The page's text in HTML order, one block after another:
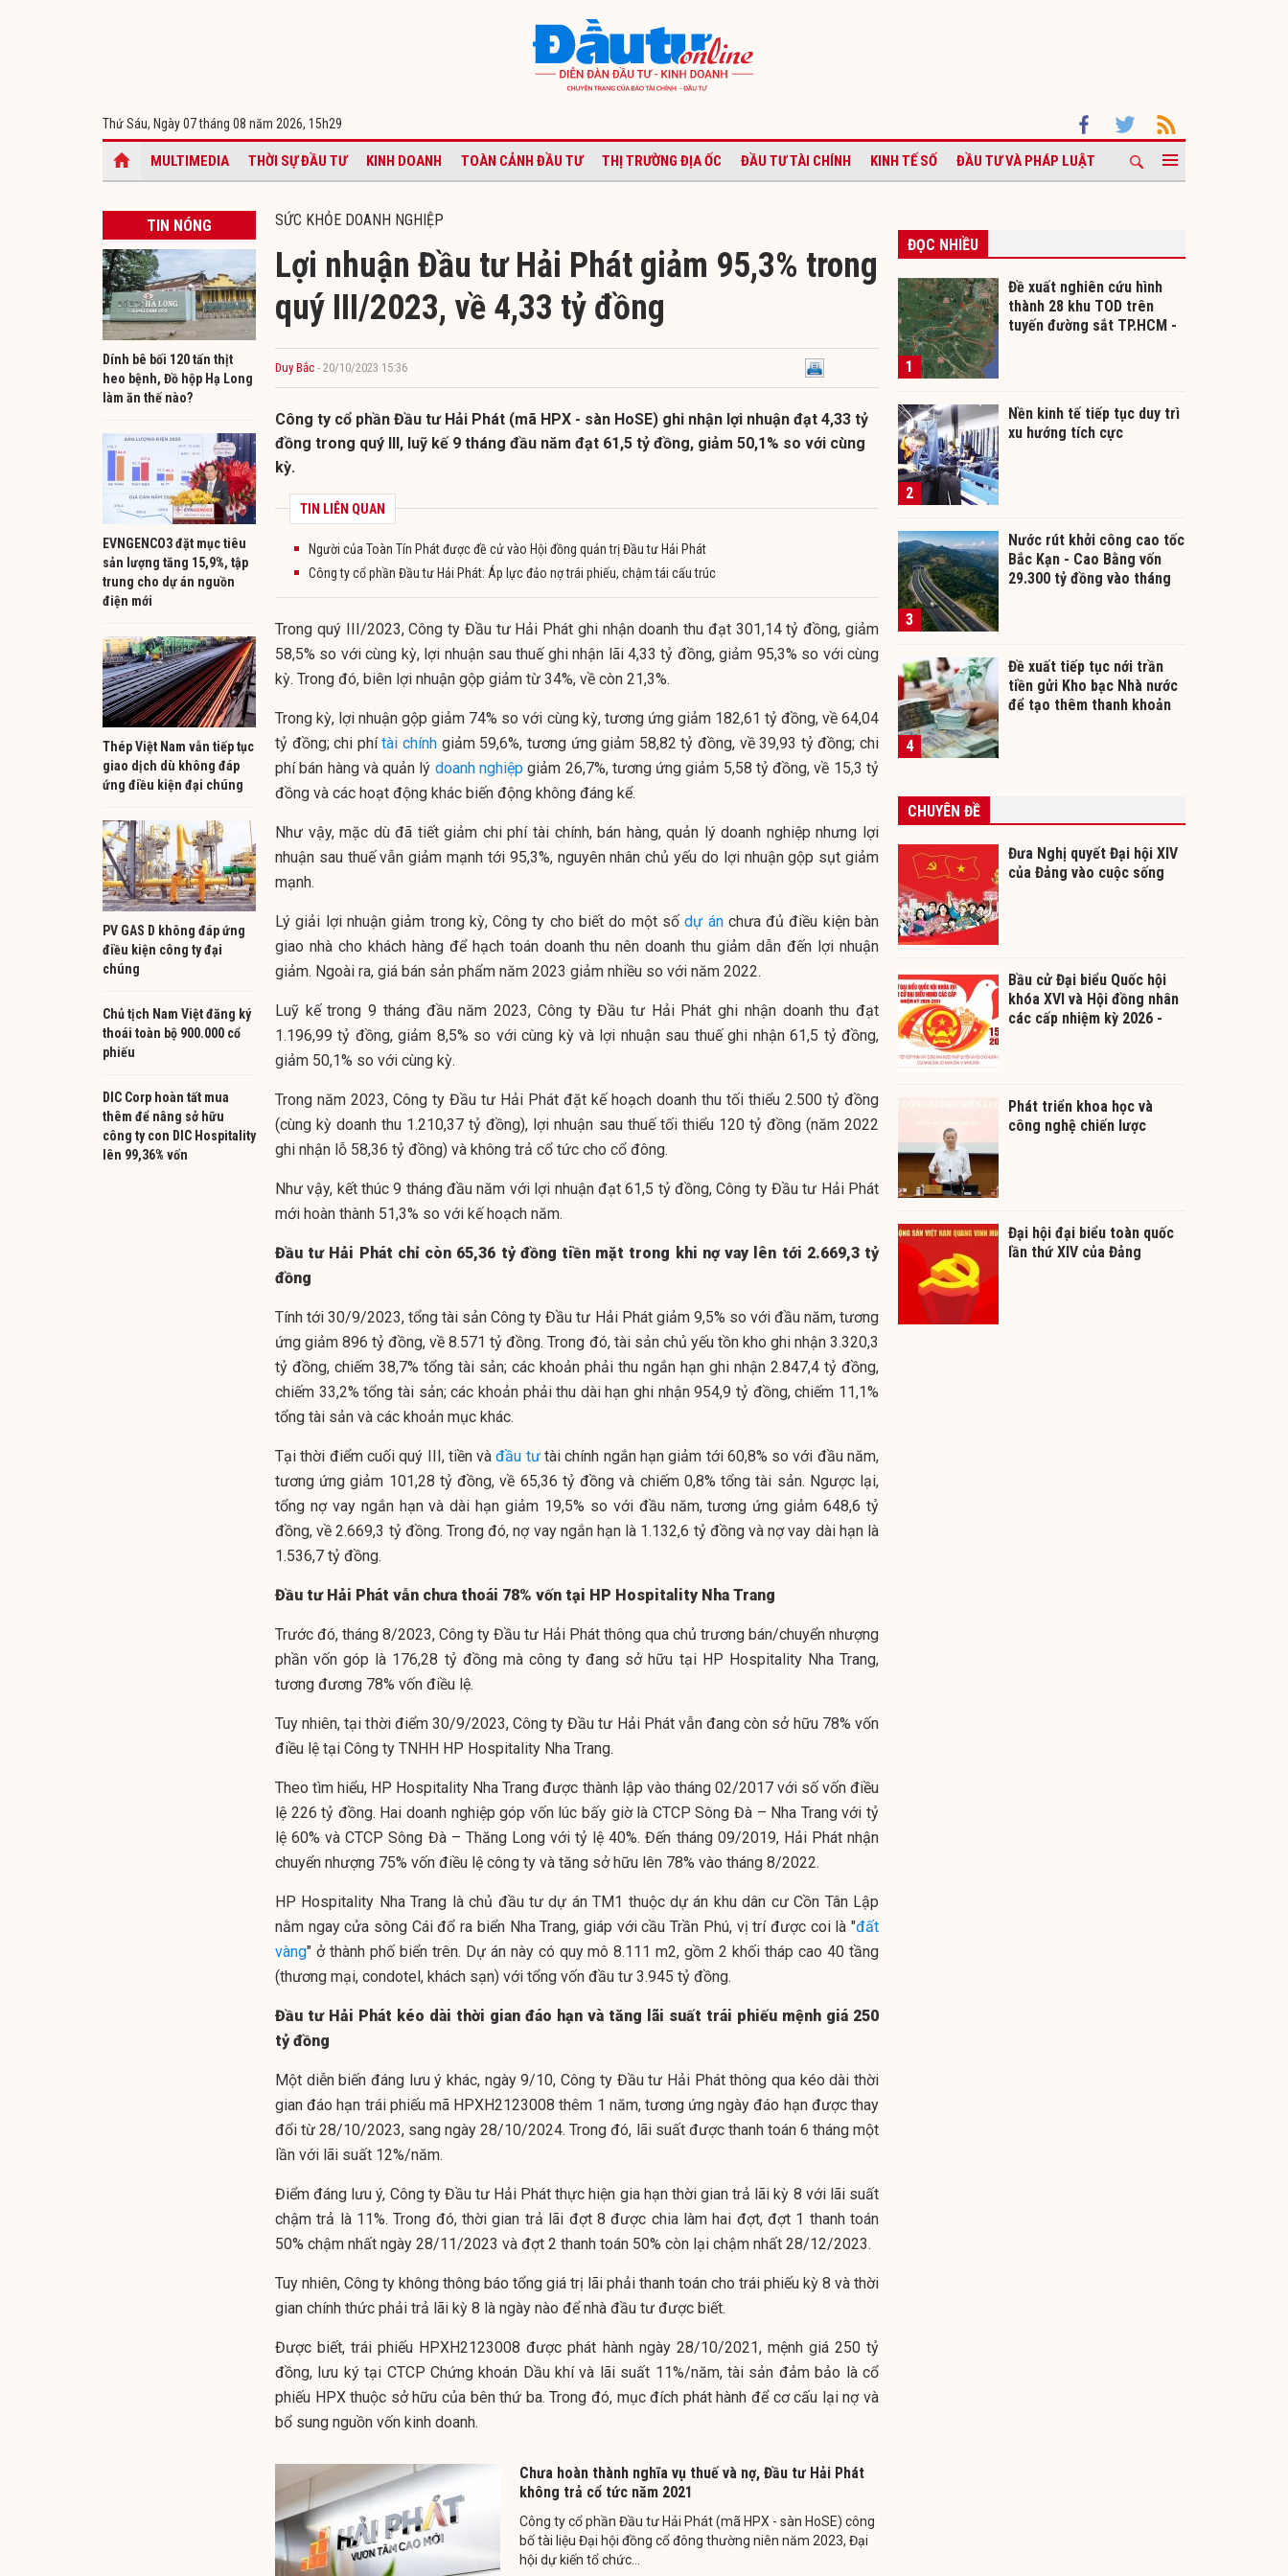
Thứ Sáu, Ngày 07 tháng 08 năm 2026, 15h29
MULTIMEDIA THỜI SỰ ĐẦU TƯ KINH DOANH TOÀN CẢNH ĐẦU TƯ THỊ TRƯỜNG ĐỊA ỐC ĐẦU TƯ TÀI CHÍNH KINH TẾ SỐ ĐẦU TƯ VÀ PHÁP LUẬT
TIN NÓNG
Dính bê bối 120 tấn thịt
heo bệnh, Đồ hộp Hạ Long
làm ăn thế nào?
EVNGENCO3 đặt mục tiêu
sản lượng tăng 15,9%, tập
trung cho dự án nguồn
điện mới
Thép Việt Nam vẫn tiếp tục
giao dịch dù không đáp
ứng điều kiện đại chúng
PV GAS D không đáp ứng
điều kiện công ty đại
chúng
Chủ tịch Nam Việt đăng ký
thoái toàn bộ 900.000 cổ
phiếu
DIC Corp hoàn tất mua
thêm để nâng sở hữu
công ty con DIC Hospitality
lên 99,36% vốn
SỨC KHỎE DOANH NGHIỆP
Lợi nhuận Đầu tư Hải Phát giảm 95,3% trong
quý III/2023, về 4,33 tỷ đồng
Duy Bắc - 20/10/2023 15:36
Công ty cổ phần Đầu tư Hải Phát (mã HPX - sàn HoSE) ghi nhận lợi nhuận đạt 4,33 tỷ
đồng trong quý III, luỹ kế 9 tháng đầu năm đạt 61,5 tỷ đồng, giảm 50,1% so với cùng
kỳ.
TIN LIÊN QUAN
Người của Toàn Tín Phát được đề cử vào Hội đồng quản trị Đầu tư Hải Phát
Công ty cổ phần Đầu tư Hải Phát: Áp lực đảo nợ trái phiếu, chậm tái cấu trúc
Trong quý III/2023, Công ty Đầu tư Hải Phát ghi nhận doanh thu đạt 301,14 tỷ đồng, giảm
58,5% so với cùng kỳ, lợi nhuận sau thuế ghi nhận lãi 4,33 tỷ đồng, giảm 95,3% so với cùng
kỳ. Trong đó, biên lợi nhuận gộp giảm từ 34%, về còn 21,3%.
Trong kỳ, lợi nhuận gộp giảm 74% so với cùng kỳ, tương ứng giảm 182,61 tỷ đồng, về 64,04
tỷ đồng; chi phítài chính giảm 59,6%, tương ứng giảm 58,82 tỷ đồng, về 39,93 tỷ đồng; chi
phí bán hàng và quản lý doanh nghiệpgiảm 26,7%, tương ứng giảm 5,58 tỷ đồng, về 15,3 tỷ
đồng và các hoạt động khác biến động không đáng kể.
Như vậy, mặc dù đã tiết giảm chi phí tài chính, bán hàng, quản lý doanh nghiệp nhưng lợi
nhuận sau thuế vẫn giảm mạnh tới 95,3%, nguyên nhân chủ yếu do lợi nhuận gộp sụt giảm
mạnh.
Lý giải lợi nhuận giảm trong kỳ, Công ty cho biết do một sốdự ánchưa đủ điều kiện bàn
giao nhà cho khách hàng để hạch toán doanh thu nên doanh thu giảm dẫn đến lợi nhuận
giảm. Ngoài ra, giá bán sản phẩm năm 2023 giảm nhiều so với năm 2022.
Luỹ kế trong 9 tháng đầu năm 2023, Công ty Đầu tư Hải Phát ghi nhận doanh thu đạt
1.196,99 tỷ đồng, giảm 8,5% so với cùng kỳ và lợi nhuận sau thuế ghi nhận 61,5 tỷ đồng,
giảm 50,1% so với cùng kỳ.
Trong năm 2023, Công ty Đầu tư Hải Phát đặt kế hoạch doanh thu tối thiểu 2.500 tỷ đồng
(cùng kỳ doanh thu 1.210,37 tỷ đồng), lợi nhuận sau thuế tối thiểu 120 tỷ đồng (năm 2022
ghi nhận lỗ 58,36 tỷ đồng) và không trả cổ tức cho cổ đông.
Như vậy, kết thúc 9 tháng đầu năm với lợi nhuận đạt 61,5 tỷ đồng, Công ty Đầu tư Hải Phát
mới hoàn thành 51,3% so với kế hoạch năm.
Đầu tư Hải Phát chỉ còn 65,36 tỷ đồng tiền mặt trong khi nợ vay lên tới 2.669,3 tỷ
đồng
Tính tới 30/9/2023, tổng tài sản Công ty Đầu tư Hải Phát giảm 9,5% so với đầu năm, tương
ứng giảm 896 tỷ đồng, về 8.571 tỷ đồng. Trong đó, tài sản chủ yếu tồn kho ghi nhận 3.320,3
tỷ đồng, chiếm 38,7% tổng tài sản; các khoản phải thu ngắn hạn ghi nhận 2.847,4 tỷ đồng,
chiếm 33,2% tổng tài sản; các khoản phải thu dài hạn ghi nhận 954,9 tỷ đồng, chiếm 11,1%
tổng tài sản và các khoản mục khác.
Tại thời điểm cuối quý III, tiền vàđầu tưtài chính ngắn hạn giảm tới 60,8% so với đầu năm,
tương ứng giảm 101,28 tỷ đồng, về 65,36 tỷ đồng và chiếm 0,8% tổng tài sản. Ngược lại,
tổng nợ vay ngắn hạn và dài hạn giảm 19,5% so với đầu năm, tương ứng giảm 648,6 tỷ
đồng, về 2.669,3 tỷ đồng. Trong đó, nợ vay ngắn hạn là 1.132,6 tỷ đồng và nợ vay dài hạn là
1.536,7 tỷ đồng.
Đầu tư Hải Phát vẫn chưa thoái 78% vốn tại HP Hospitality Nha Trang
Trước đó, tháng 8/2023, Công ty Đầu tư Hải Phát thông qua chủ trương bán/chuyển nhượng
phần vốn góp là 176,28 tỷ đồng mà công ty đang sở hữu tại HP Hospitality Nha Trang,
tương đương 78% vốn điều lệ.
Tuy nhiên, tại thời điểm 30/9/2023, Công ty Đầu tư Hải Phát vẫn đang còn sở hữu 78% vốn
điều lệ tại Công ty TNHH HP Hospitality Nha Trang.
Theo tìm hiểu, HP Hospitality Nha Trang được thành lập vào tháng 02/2017 với số vốn điều
lệ 226 tỷ đồng. Hai doanh nghiệp góp vốn lúc bấy giờ là CTCP Sông Đà – Nha Trang với tỷ
lệ 60% và CTCP Sông Đà – Thăng Long với tỷ lệ 40%. Đến tháng 09/2019, Hải Phát nhận
chuyển nhượng 75% vốn điều lệ công ty và tăng sở hữu lên 78% vào tháng 8/2022.
HP Hospitality Nha Trang là chủ đầu tư dự án TM1 thuộc dự án khu dân cư Cồn Tân Lập
nằm ngay cửa sông Cái đổ ra biển Nha Trang, giáp với cầu Trần Phú, vị trí được coi là "đất
vàng" ở thành phố biển trên. Dự án này có quy mô 8.111 m2, gồm 2 khối tháp cao 40 tầng
(thương mại, condotel, khách sạn) với tổng vốn đầu tư 3.945 tỷ đồng.
Đầu tư Hải Phát kéo dài thời gian đáo hạn và tăng lãi suất trái phiếu mệnh giá 250
tỷ đồng
Một diễn biến đáng lưu ý khác, ngày 9/10, Công ty Đầu tư Hải Phát thông qua kéo dài thời
gian đáo hạn trái phiếu mã HPXH2123008 thêm 1 năm, tương ứng ngày đáo hạn được thay
đổi từ 28/10/2023, sang ngày 28/10/2024. Trong đó, lãi suất được thanh toán 6 tháng một
lần với lãi suất 12%/năm.
Điểm đáng lưu ý, Công ty Đầu tư Hải Phát thực hiện gia hạn thời gian trả lãi kỳ 8 với lãi suất
chậm trả là 11%. Trong đó, thời gian trả lãi đợt 8 được chia làm hai đợt, đợt 1 thanh toán
50% chậm nhất ngày 28/11/2023 và đợt 2 thanh toán 50% còn lại chậm nhất 28/12/2023.
Tuy nhiên, Công ty không thông báo tổng giá trị lãi phải thanh toán cho trái phiếu kỳ 8 và thời
gian chính thức phải trả lãi kỳ 8 là ngày nào để nhà đầu tư được biết.
Được biết, trái phiếu HPXH2123008 được phát hành ngày 28/10/2021, mệnh giá 250 tỷ
đồng, lưu ký tại CTCP Chứng khoán Dầu khí và lãi suất 11%/năm, tài sản đảm bảo là cổ
phiếu HPX thuộc sở hữu của bên thứ ba. Trong đó, mục đích phát hành để cơ cấu lại nợ và
bổ sung nguồn vốn kinh doanh.
Chưa hoàn thành nghĩa vụ thuế và nợ, Đầu tư Hải Phát
không trả cổ tức năm 2021
Công ty cổ phần Đầu tư Hải Phát (mã HPX - sàn HoSE) công
bố tài liệu Đại hội đồng cổ đông thường niên năm 2023, Đại
hội dự kiến tổ chức...
ĐỌC NHIỀU
1
Đề xuất nghiên cứu hình
thành 28 khu TOD trên
tuyến đường sắt TP.HCM -
2
Nền kinh tế tiếp tục duy trì
xu hướng tích cực
3
Nước rút khởi công cao tốc
Bắc Kạn - Cao Bằng vốn
29.300 tỷ đồng vào tháng
4
Đề xuất tiếp tục nới trần
tiền gửi Kho bạc Nhà nước
để tạo thêm thanh khoản
CHUYÊN ĐỀ
Đưa Nghị quyết Đại hội XIV
của Đảng vào cuộc sống
Bầu cử Đại biểu Quốc hội
khóa XVI và Hội đồng nhân
các cấp nhiệm kỳ 2026 -
Phát triển khoa học và
công nghệ chiến lược
Đại hội đại biểu toàn quốc
lần thứ XIV của Đảng